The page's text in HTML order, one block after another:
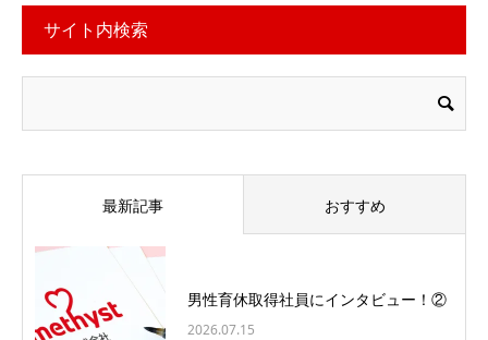
サイト内検索
最新記事 おすすめ
男性育休取得社員にインタビュー！②
2026.07.15